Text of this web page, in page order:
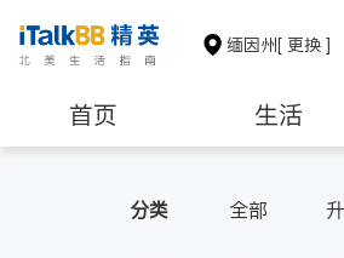
缅因州[ 更换 ]
首页 生活
分类 全部